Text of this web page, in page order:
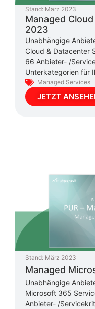
Stand: März 2023
Managed
2023
Unabhängige
Cloud & Datacenter
66 Anbieter- /
Unterkategorien für
Managed Services
JETZT
Stand: März 2023
Managed
Unabhängige
Microsoft 365
Anbieter- /